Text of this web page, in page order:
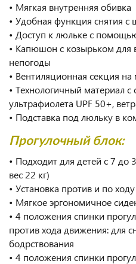
• Мягкая внутренняя обивка
• Удобная функция снятия с
• Доступ к люльке с
• Капюшон с козырьком для
непогоды
• Вентиляционная секция
• Технологичный материал
ультрафиолета UPF 50+,
• Подставка под люльку в
Прогулочный блок:
• Подходит для детей с 7
вес 22 кг)
• Установка против и по
• Мягкое эргономичное
• 4 положения спинки
против хода движения: для
бодрствования
• 4 положения спинки